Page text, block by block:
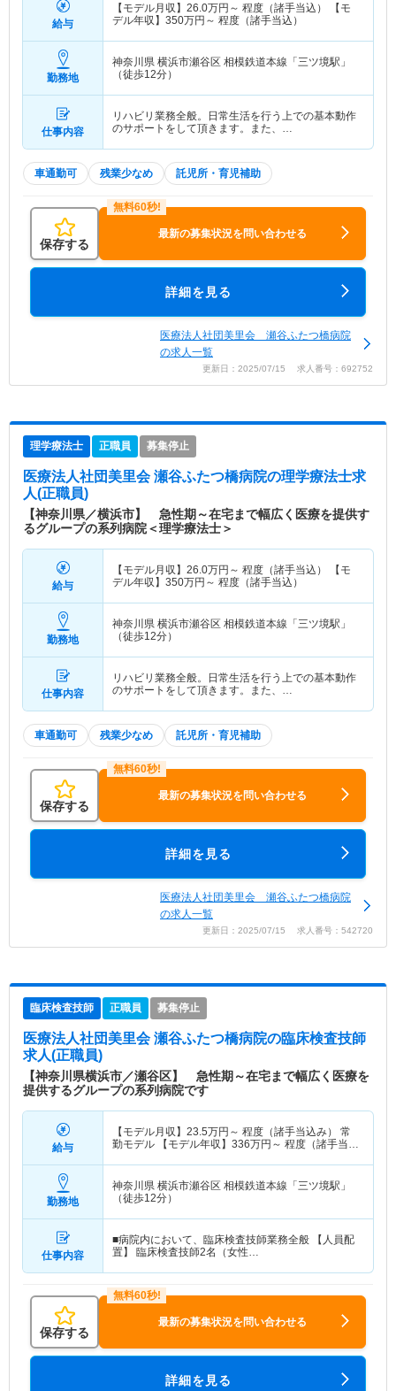
給与
【モデル月収】 26.0万円～ 程度（諸手当込） 【モ
デル年収】 350万円～ 程度（諸手当込）
勤務地
神奈川県 横浜市瀬谷区 相模鉄道本線「三ツ境駅」
（徒歩12分）
仕事内容
リハビリ業務全般。日常生活を行う上での基本動作
のサポートをして頂きます。また、…
車通勤可 残業少なめ 託児所・育児補助
保存する
最新の募集状況を問い合わせる
詳細を見る
医療法人社団美里会 瀬谷ふたつ橋病院
の求人一覧
更新日：2025/07/15 求人番号：692752
理学療法士 正職員 募集停止
医療法人社団美里会 瀬谷ふたつ橋病院の理学療法士求
人(正職員)
【神奈川県／横浜市】 急性期～在宅まで幅広く医療を提供す
るグループの系列病院＜理学療法士＞
給与
【モデル月収】 26.0万円～ 程度（諸手当込） 【モ
デル年収】 350万円～ 程度（諸手当込）
勤務地
神奈川県 横浜市瀬谷区 相模鉄道本線「三ツ境駅」
（徒歩12分）
仕事内容
リハビリ業務全般。日常生活を行う上での基本動作
のサポートをして頂きます。また、…
車通勤可 残業少なめ 託児所・育児補助
保存する
最新の募集状況を問い合わせる
詳細を見る
医療法人社団美里会 瀬谷ふたつ橋病院
の求人一覧
更新日：2025/07/15 求人番号：542720
臨床検査技師 正職員 募集停止
医療法人社団美里会 瀬谷ふたつ橋病院の臨床検査技師
求人(正職員)
【神奈川県横浜市／瀬谷区】 急性期～在宅まで幅広く医療を
提供するグループの系列病院です
給与
【モデル月収】 23.5万円～ 程度（諸手当込み） 常
勤モデル 【モデル年収】 336万円～ 程度（諸手当込
勤務地
神奈川県 横浜市瀬谷区 相模鉄道本線「三ツ境駅」
（徒歩12分）
仕事内容
■病院内において、臨床検査技師業務全般 【人員配
置】 臨床検査技師2名（女性…
保存する
最新の募集状況を問い合わせる
詳細を見る